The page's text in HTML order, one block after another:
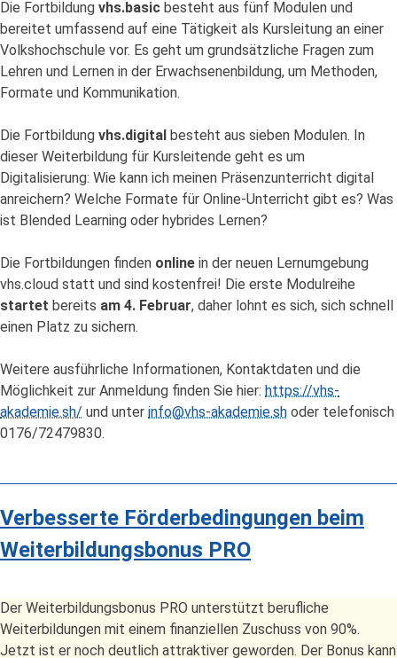
Die Fortbildung vhs.basic besteht aus fünf Modulen und
bereitet umfassend auf eine Tätigkeit als Kursleitung an einer
Volkshochschule vor. Es geht um grundsätzliche Fragen zum
Lehren und Lernen in der Erwachsenenbildung, um Methoden,
Formate und Kommunikation.
Die Fortbildung vhs.digital besteht aus sieben Modulen. In
dieser Weiterbildung für Kursleitende geht es um
Digitalisierung: Wie kann ich meinen Präsenzunterricht digital
anreichern? Welche Formate für Online-Unterricht gibt es? Was
ist Blended Learning oder hybrides Lernen?
Die Fortbildungen finden online in der neuen Lernumgebung
vhs.cloud statt und sind kostenfrei! Die erste Modulreihe
startet bereits am 4. Februar, daher lohnt es sich, sich schnell
einen Platz zu sichern.
Weitere ausführliche Informationen, Kontaktdaten und die
Möglichkeit zur Anmeldung finden Sie hier: https://vhs-
akademie.sh/ und unter info@vhs-akademie.sh oder telefonisch
0176/72479830.
Verbesserte Förderbedingungen beim
Weiterbildungsbonus PRO
Der Weiterbildungsbonus PRO unterstützt berufliche
Weiterbildungen mit einem finanziellen Zuschuss von 90%.
Jetzt ist er noch deutlich attraktiver geworden. Der Bonus kann